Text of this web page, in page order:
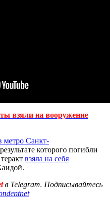
взяли на вооружение
метро Санкт-
которого погибли
взяла на себя
в Telegram. Подписывайтесь